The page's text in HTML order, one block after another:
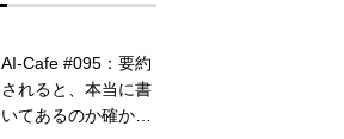
AI-Cafe #095：要約
されると、本当に書
いてあるのか確かめ
AI-Cafe #078：自社
専用の「AI活用ガイ
ドライン」を作る。